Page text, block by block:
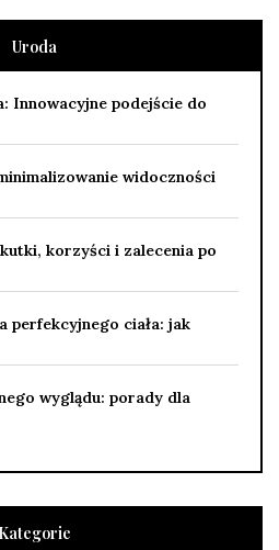
Uroda
Innowacyjne podejście do
widoczności
korzyści i zalecenia po
perfekcyjnego ciała: jak
wyglądu: porady dla
Kategorie